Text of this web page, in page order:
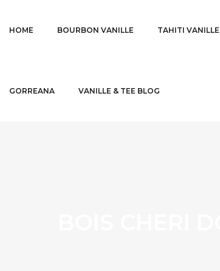
HOME BOURBON VANILLE TAHITI VANILLE
GORREANA VANILLE & TEE BLOG